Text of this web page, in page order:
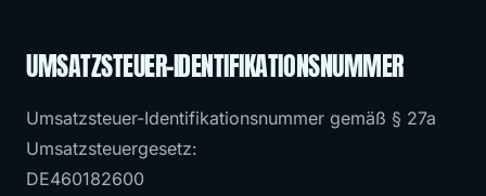
UMSATZSTEUER-IDENTIFIKATIONSNUMMER
Umsatzsteuer-Identifikationsnummer gemäß § 27a
Umsatzsteuergesetz:
DE460182600